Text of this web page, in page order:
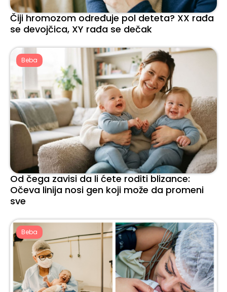
Čiji hromozom određuje pol deteta? XX rađa
se devojčica, XY rađa se dečak
Beba
Od čega zavisi da li ćete roditi blizance:
Očeva linija nosi gen koji može da promeni
sve
Beba